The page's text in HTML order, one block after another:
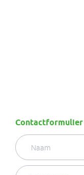
Contactformulier